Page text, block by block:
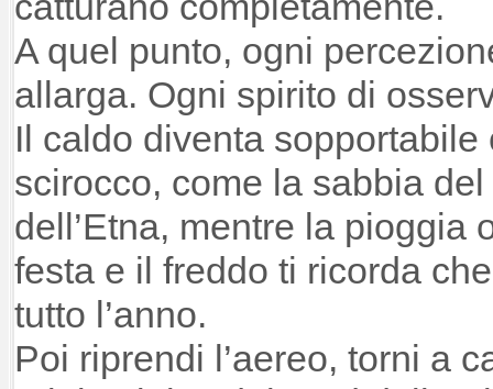
A quel punto, ogni
allarga. Ogni spirito di
Il caldo diventa
scirocco, come la sabbia
dell’Etna, mentre la pioggia
festa e il freddo ti ricorda
tutto l’anno.
Poi riprendi l’aereo, torni a